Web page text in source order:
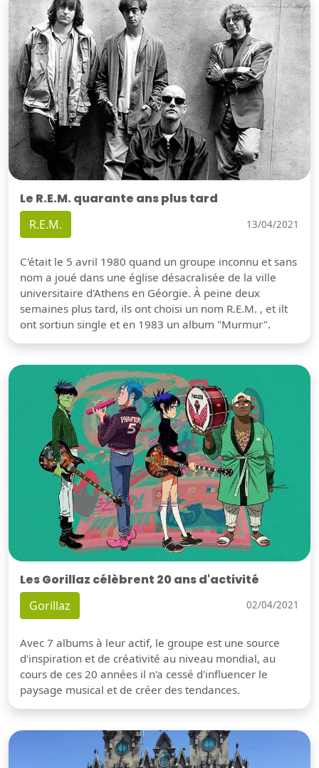
Le R.E.M. quarante ans plus tard
R.E.M. 13/04/2021
C'était le 5 avril 1980 quand un groupe inconnu et sans
nom a joué dans une église désacralisée de la ville
universitaire d'Athens en Géorgie. À peine deux
semaines plus tard, ils ont choisi un nom R.E.M. , et ilt
ont sortiun single et en 1983 un album "Murmur".
Les Gorillaz célèbrent 20 ans d'activité
Gorillaz 02/04/2021
Avec 7 albums à leur actif, le groupe est une source
d'inspiration et de créativité au niveau mondial, au
cours de ces 20 années il n'a cessé d'influencer le
paysage musical et de créer des tendances.